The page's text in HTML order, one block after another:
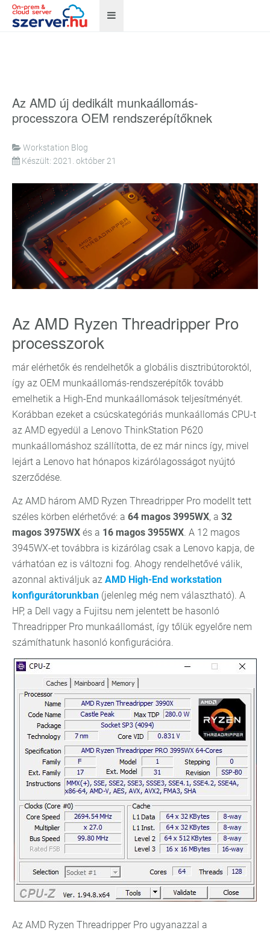
Az AMD új dedikált munkaállomás-
processzora OEM rendszerépítőknek
Workstation Blog
Készült: 2021. október 21
Az AMD Ryzen Threadripper Pro
processzorok
már elérhetők és rendelhetők a globális disztribútoroktól,
így az OEM munkaállomás-rendszerépítők tovább
emelhetik a High-End munkaállomások teljesítményét.
Korábban ezeket a csúcskategóriás munkaállomás CPU-t
az AMD egyedül a Lenovo ThinkStation P620
munkaállomáshoz szállította, de ez már nincs így, mivel
lejárt a Lenovo hat hónapos kizárólagosságot nyújtó
szerződése.
Az AMD három AMD Ryzen Threadripper Pro modellt tett
széles körben elérhetővé: a 64 magos 3995WX, a 32
magos 3975WX és a 16 magos 3955WX. A 12 magos
3945WX-et továbbra is kizárólag csak a Lenovo kapja, de
várhatóan ez is változni fog. Ahogy rendelhetővé válik,
azonnal aktiváljuk az AMD High-End workstation
konfigurátorunkban (jelenleg még nem választható). A
HP, a Dell vagy a Fujitsu nem jelentett be hasonló
Threadripper Pro munkaállomást, így tőlük egyelőre nem
számíthatunk hasonló konfigurációra.
Az AMD Ryzen Threadripper Pro ugyanazzal a